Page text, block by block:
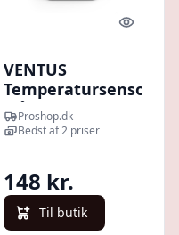
Quick
VENTUS
Temperatursensor
trådløs W036 til
W210
Proshop.dk
Bedst af 2 priser
148 kr.
Til butik